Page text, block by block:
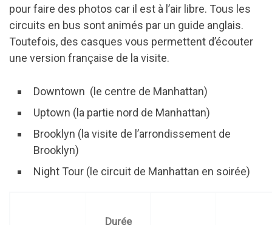
pour faire des photos car il est à l’air libre. Tous les
circuits en bus sont animés par un guide anglais.
Toutefois, des casques vous permettent d’écouter
une version française de la visite.
Downtown (le centre de Manhattan)
Uptown (la partie nord de Manhattan)
Brooklyn (la visite de l’arrondissement de
Brooklyn)
Night Tour (le circuit de Manhattan en soirée)
Durée